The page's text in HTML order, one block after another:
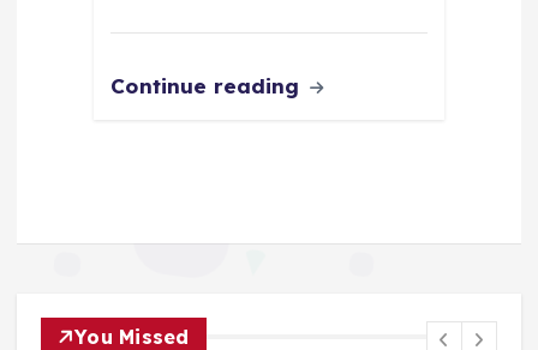
Continue reading
You Missed